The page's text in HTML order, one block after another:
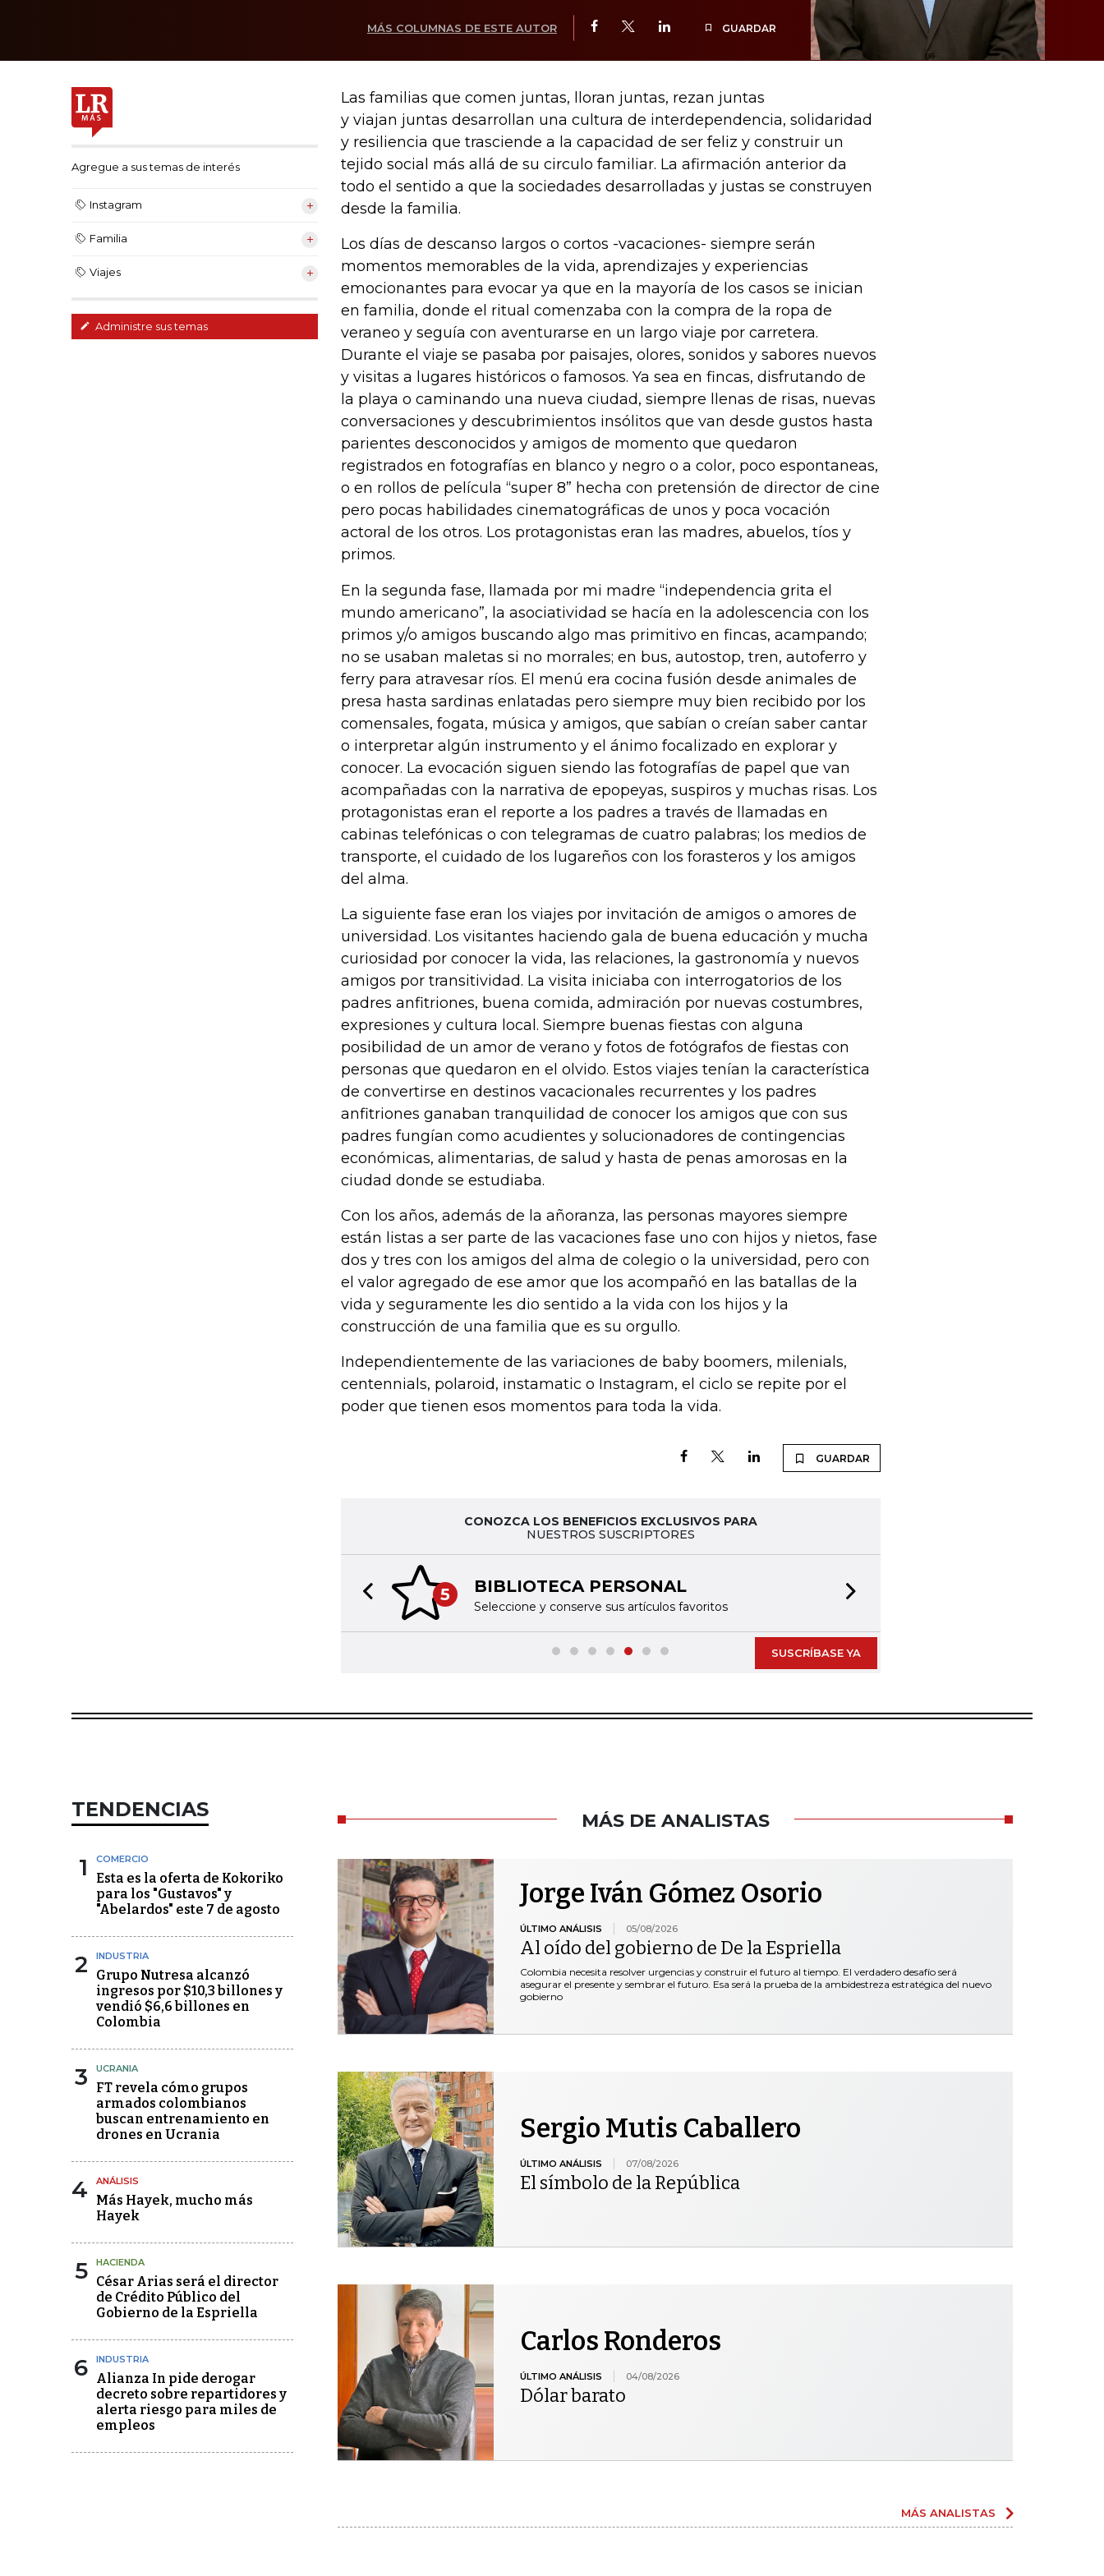
MÁS COLUMNAS DE ESTE AUTOR GUARDAR
Agregue a sus temas de interés
Instagram
Familia
Viajes
Administre sus temas
Las familias que comen juntas, lloran juntas, rezan juntas
y viajan juntas desarrollan una cultura de interdependencia, solidaridad
y resiliencia que trasciende a la capacidad de ser feliz y construir un
tejido social más allá de su circulo familiar. La afirmación anterior da
todo el sentido a que la sociedades desarrolladas y justas se construyen
desde la familia.
Los días de descanso largos o cortos -vacaciones- siempre serán
momentos memorables de la vida, aprendizajes y experiencias
emocionantes para evocar ya que en la mayoría de los casos se inician
en familia, donde el ritual comenzaba con la compra de la ropa de
veraneo y seguía con aventurarse en un largo viaje por carretera.
Durante el viaje se pasaba por paisajes, olores, sonidos y sabores nuevos
y visitas a lugares históricos o famosos. Ya sea en fincas, disfrutando de
la playa o caminando una nueva ciudad, siempre llenas de risas, nuevas
conversaciones y descubrimientos insólitos que van desde gustos hasta
parientes desconocidos y amigos de momento que quedaron
registrados en fotografías en blanco y negro o a color, poco espontaneas,
o en rollos de película “super 8” hecha con pretensión de director de cine
pero pocas habilidades cinematográficas de unos y poca vocación
actoral de los otros. Los protagonistas eran las madres, abuelos, tíos y
primos.
En la segunda fase, llamada por mi madre “independencia grita el
mundo americano”, la asociatividad se hacía en la adolescencia con los
primos y/o amigos buscando algo mas primitivo en fincas, acampando;
no se usaban maletas si no morrales; en bus, autostop, tren, autoferro y
ferry para atravesar ríos. El menú era cocina fusión desde animales de
presa hasta sardinas enlatadas pero siempre muy bien recibido por los
comensales, fogata, música y amigos, que sabían o creían saber cantar
o interpretar algún instrumento y el ánimo focalizado en explorar y
conocer. La evocación siguen siendo las fotografías de papel que van
acompañadas con la narrativa de epopeyas, suspiros y muchas risas. Los
protagonistas eran el reporte a los padres a través de llamadas en
cabinas telefónicas o con telegramas de cuatro palabras; los medios de
transporte, el cuidado de los lugareños con los forasteros y los amigos
del alma.
La siguiente fase eran los viajes por invitación de amigos o amores de
universidad. Los visitantes haciendo gala de buena educación y mucha
curiosidad por conocer la vida, las relaciones, la gastronomía y nuevos
amigos por transitividad. La visita iniciaba con interrogatorios de los
padres anfitriones, buena comida, admiración por nuevas costumbres,
expresiones y cultura local. Siempre buenas fiestas con alguna
posibilidad de un amor de verano y fotos de fotógrafos de fiestas con
personas que quedaron en el olvido. Estos viajes tenían la característica
de convertirse en destinos vacacionales recurrentes y los padres
anfitriones ganaban tranquilidad de conocer los amigos que con sus
padres fungían como acudientes y solucionadores de contingencias
económicas, alimentarias, de salud y hasta de penas amorosas en la
ciudad donde se estudiaba.
Con los años, además de la añoranza, las personas mayores siempre
están listas a ser parte de las vacaciones fase uno con hijos y nietos, fase
dos y tres con los amigos del alma de colegio o la universidad, pero con
el valor agregado de ese amor que los acompañó en las batallas de la
vida y seguramente les dio sentido a la vida con los hijos y la
construcción de una familia que es su orgullo.
Independientemente de las variaciones de baby boomers, milenials,
centennials, polaroid, instamatic o Instagram, el ciclo se repite por el
poder que tienen esos momentos para toda la vida.
GUARDAR
CONOZCA LOS BENEFICIOS EXCLUSIVOS PARA
NUESTROS SUSCRIPTORES
5 BIBLIOTECA PERSONAL
Seleccione y conserve sus artículos favoritos
Previous slide
SUSCRÍBASE YA
TENDENCIAS
1 COMERCIO
Esta es la oferta de Kokoriko
para los "Gustavos" y
"Abelardos" este 7 de agosto
2 INDUSTRIA
Grupo Nutresa alcanzó
ingresos por $10,3 billones y
vendió $6,6 billones en
Colombia
3 UCRANIA
FT revela cómo grupos
armados colombianos
buscan entrenamiento en
drones en Ucrania
4 ANÁLISIS
Más Hayek, mucho más
Hayek
5 HACIENDA
César Arias será el director
de Crédito Público del
Gobierno de la Espriella
6 INDUSTRIA
Alianza In pide derogar
decreto sobre repartidores y
alerta riesgo para miles de
empleos
MÁS DE ANALISTAS
Jorge Iván Gómez Osorio
ÚLTIMO ANÁLISIS 05/08/2026
Al oído del gobierno de De la Espriella
Colombia necesita resolver urgencias y construir el futuro al tiempo. El verdadero desafío será
asegurar el presente y sembrar el futuro. Esa será la prueba de la ambidestreza estratégica del nuevo
gobierno
Sergio Mutis Caballero
ÚLTIMO ANÁLISIS 07/08/2026
El símbolo de la República
Carlos Ronderos
ÚLTIMO ANÁLISIS 04/08/2026
Dólar barato
MÁS ANALISTAS